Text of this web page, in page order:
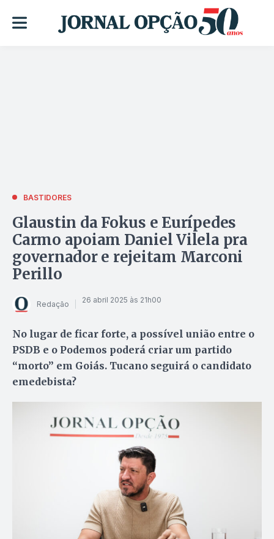
BASTIDORES
Glaustin da Fokus e Eurípedes
Carmo apoiam Daniel Vilela pra
governador e rejeitam Marconi
Perillo
Redação 26 abril 2025 às 21h00
No lugar de ficar forte, a possível união entre o
PSDB e o Podemos poderá criar um partido
“morto” em Goiás. Tucano seguirá o candidato
emedebista?